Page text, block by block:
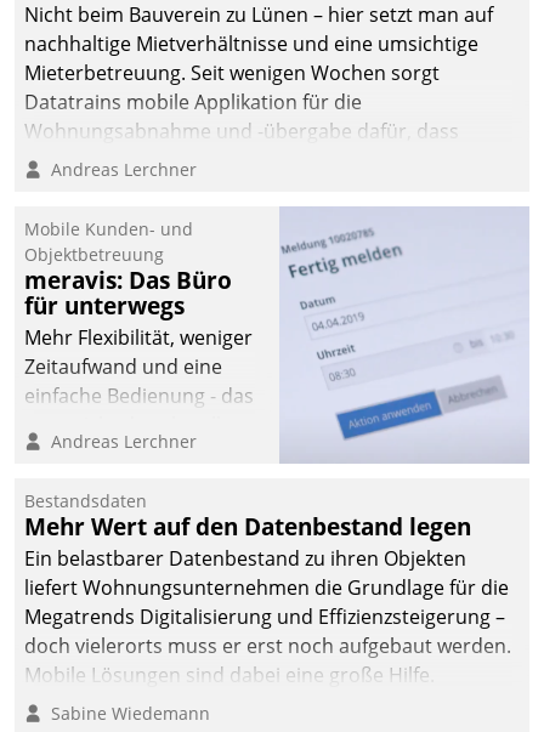
Nicht beim Bauverein zu Lünen – hier setzt man auf
nachhaltige Mietverhältnisse und eine umsichtige
Mieterbetreuung. Seit wenigen Wochen sorgt
Datatrains mobile Applikation für die
Wohnungsabnahme und -übergabe dafür, dass
Mieter wohlgeordnet kommen und, so es sein muss,
Andreas Lerchner
Mobile Kunden- und
Objektbetreuung
meravis: Das Büro
für unterwegs
Mehr Flexibilität, weniger
Zeitaufwand und eine
einfache Bedienung - das
Cockpit für mobile
Datatrain. Die meravis
Wohnungsbau- und
Immobilien GmbH hat
sich dabei für den Betrieb
der Lösung über die SAP
Cloud Platform
entschieden - als erstes
Unternehmen am
Andreas Lerchner
Bestandsdaten
Mehr Wert auf den Datenbestand legen
Ein belastbarer Datenbestand zu ihren Objekten
liefert Wohnungsunternehmen die Grundlage für die
Megatrends Digitalisierung und Effizienzsteigerung –
doch vielerorts muss er erst noch aufgebaut werden.
Mobile Lösungen sind dabei eine große Hilfe.
Sabine Wiedemann